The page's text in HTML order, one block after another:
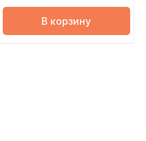
В корзину